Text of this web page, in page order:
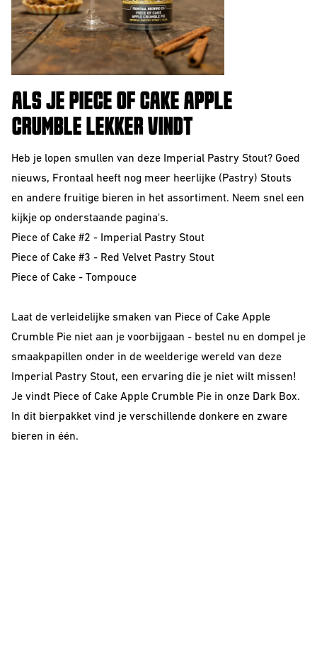
ALS JE PIECE OF CAKE APPLE
CRUMBLE LEKKER VINDT
Heb je lopen smullen van deze Imperial Pastry Stout? Goed
nieuws, Frontaal heeft nog meer heerlijke (Pastry) Stouts
en andere fruitige bieren in het assortiment. Neem snel een
kijkje op onderstaande pagina's.
Piece of Cake #2 - Imperial Pastry Stout
Piece of Cake #3 - Red Velvet Pastry Stout
Piece of Cake - Tompouce
Laat de verleidelijke smaken van Piece of Cake Apple
Crumble Pie niet aan je voorbijgaan - bestel nu en dompel je
smaakpapillen onder in de weelderige wereld van deze
Imperial Pastry Stout, een ervaring die je niet wilt missen!
Je vindt Piece of Cake Apple Crumble Pie in onze Dark Box.
In dit bierpakket vind je verschillende donkere en zware
bieren in één.